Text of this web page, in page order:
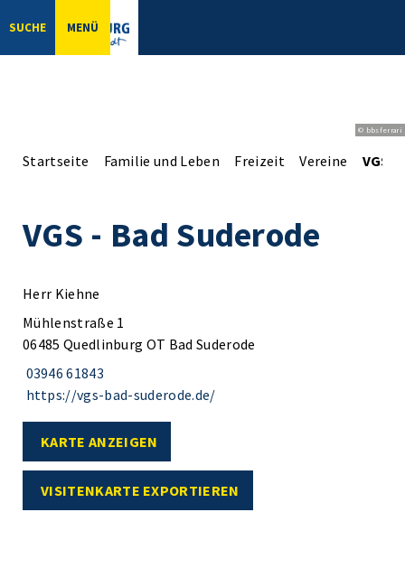
SUCHE MENÜ
© bbsferrari
Startseite Familie und Leben Freizeit Vereine VGS -
VGS - Bad Suderode
Herr Kiehne
Mühlenstraße 1
06485 Quedlinburg OT Bad Suderode
03946 61843
https://vgs-bad-suderode.de/
KARTE ANZEIGEN
VISITENKARTE EXPORTIEREN